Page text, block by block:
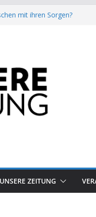
mit ihren Sorgen?
UNSERE ZEITUNG